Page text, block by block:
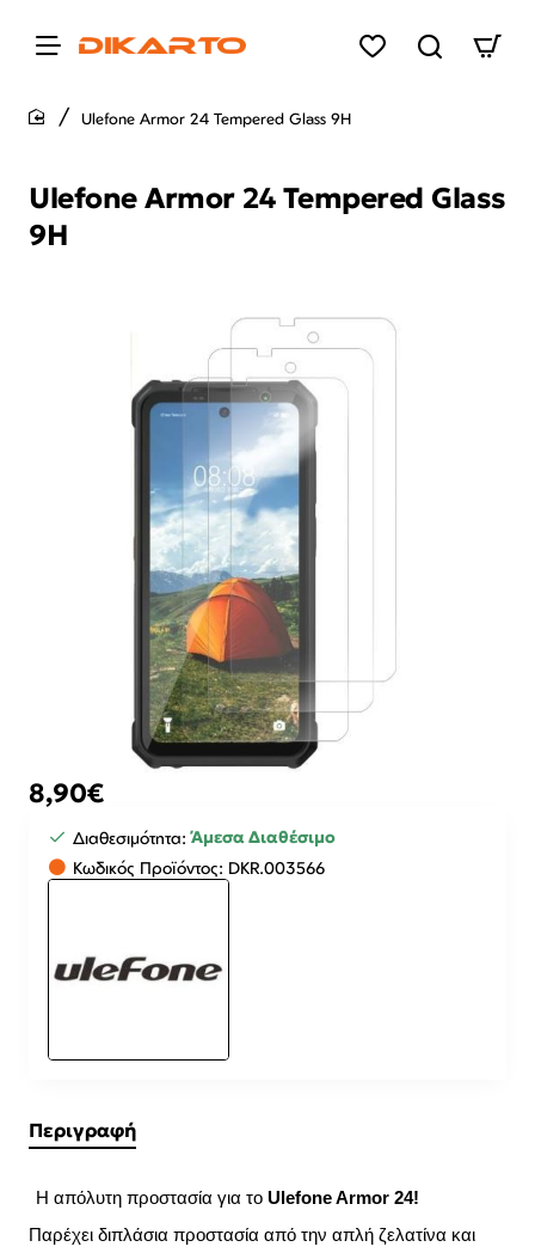
Ulefone Armor 24 Tempered Glass
9H
Ulefone Armor 24 Tempered Glass 9H
8,90€
Διαθεσιμότητα: Άμεσα Διαθέσιμο
Κωδικός Προϊόντος: DKR.003566
Περιγραφή
Η απόλυτη προστασία για το Ulefone Armor 24!
Παρέχει διπλάσια προστασία από την απλή ζελατίνα και